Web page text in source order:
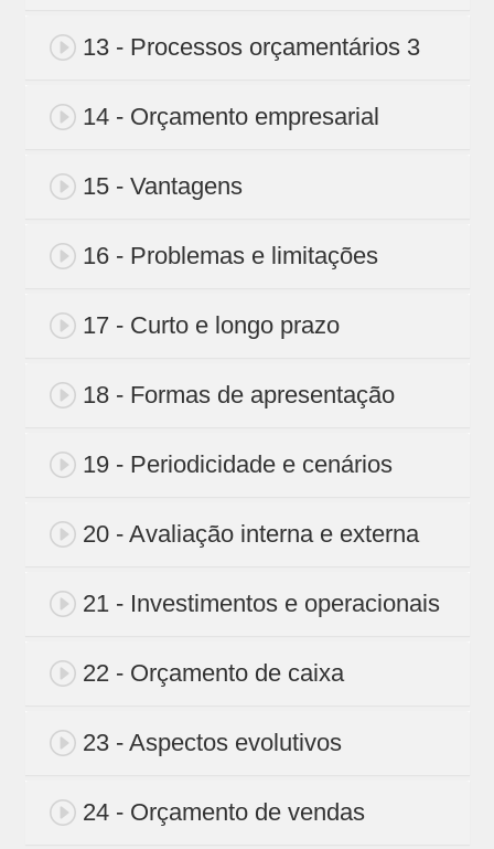
13 - Processos orçamentários 3
14 - Orçamento empresarial
15 - Vantagens
16 - Problemas e limitações
17 - Curto e longo prazo
18 - Formas de apresentação
19 - Periodicidade e cenários
20 - Avaliação interna e externa
21 - Investimentos e operacionais
22 - Orçamento de caixa
23 - Aspectos evolutivos
24 - Orçamento de vendas